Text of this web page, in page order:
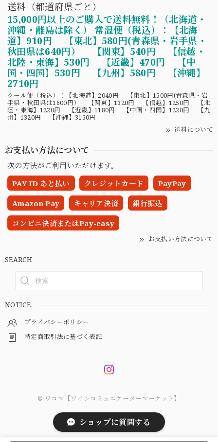
送料（都道府県ごと）
15,000円以上のご購入で送料無料！（北海道・
沖縄・離島は除く） 常温便（税込）：【北海
道】910円 【東北】580円(青森県・岩手県・
秋田県は640円） 【関東】540円 【信越・
北陸・東海】530円 【近畿】470円 【中
国・四国】530円 【九州】580円 【沖縄】
2710円
クール便（税込）：【北海道】2040円 【東北】1500円(青森県・岩
手県・秋田県は1600円） 【関東】1320円 【信越】1250円 【北
陸・東海】1220円 【近畿】1180円 【中国・四国】1220円 【九
州】1320円 【沖縄】3150円
送料について
お支払い方法について
次の方法がご利用いただけます。
PAY ID あと払い
クレジットカード PayPay
Amazon Pay キャリア決済 銀行振込
コンビニ決済またはPay-easy
お支払い方法について
SEARCH
NOTICE
プライバシーポリシー
特定商取引法に基づく表記
© ワコマ【ワインコミュニケーターマーケット】
ショップに質問する